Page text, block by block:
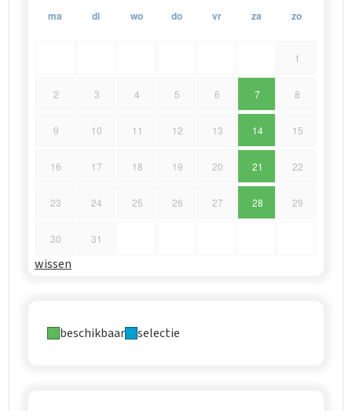
ma di wo do vr za zo
1
2 3 4 5 6 7 8
9 10 11 12 13 14 15
16 17 18 19 20 21 22
23 24 25 26 27 28 29
30 31
wissen
beschikbaar selectie